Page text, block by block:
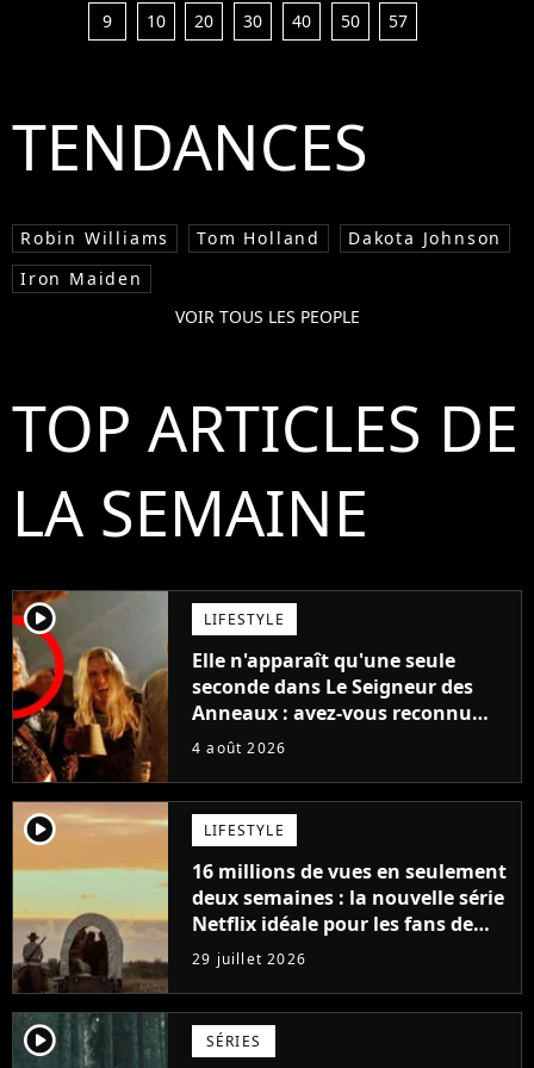
9
10 20 30 40 50 57
TENDANCES
Robin Williams Tom Holland
Dakota Johnson
Iron Maiden
VOIR TOUS LES PEOPLE
TOP ARTICLES DE
LA SEMAINE
player2 LIFESTYLE
Elle n'apparaît qu'une seule
seconde dans Le Seigneur des
Anneaux : avez-vous reconnu
cette légende du cinéma dans la
4 août 2026
player2 LIFESTYLE
16 millions de vues en seulement
deux semaines : la nouvelle série
Netflix idéale pour les fans de
Yellowstone
29 juillet 2026
player2 SÉRIES